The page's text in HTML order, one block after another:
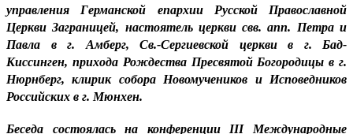
управления Германской епархии Русской Православной
Церкви Заграницей, настоятель церкви свв. апп. Петра и
Павла в г. Амберг, Св.-Сергиевской церкви в г. Бад-
Киссинген, прихода Рождества Пресвятой Богородицы в г.
Нюрнберг, клирик собора Новомучеников и Исповедников
Российских в г. Мюнхен.
Беседа состоялась на конференции III Международные